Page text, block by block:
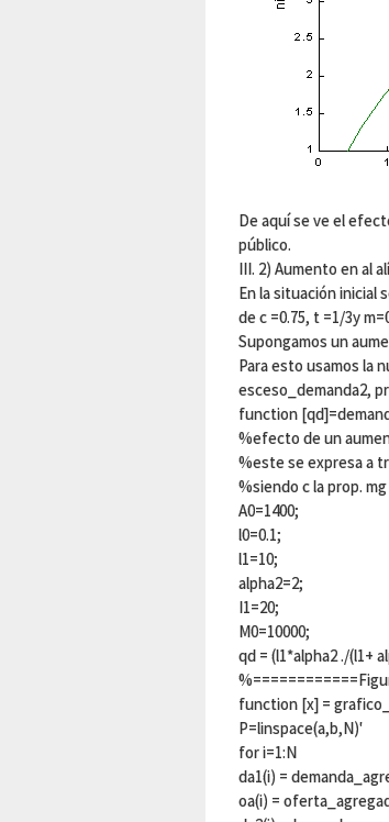
De aquí se ve el
público.
III. 2) Aumento en al
En la situación inicial
de c =0.75, t =1/3y
Supongamos un
Para esto usamos la
esceso_demanda2,
function
%efecto de un
%este se expresa a
%siendo c la prop.
A0=1400;
l0=0.1;
l1=10;
alpha2=2;
I1=20;
M0=10000;
qd = (l1*alpha2 ./(l1+
function [x] =
P=linspace(a,b,N)'
for i=1:N
da1(i) =
oa(i) =